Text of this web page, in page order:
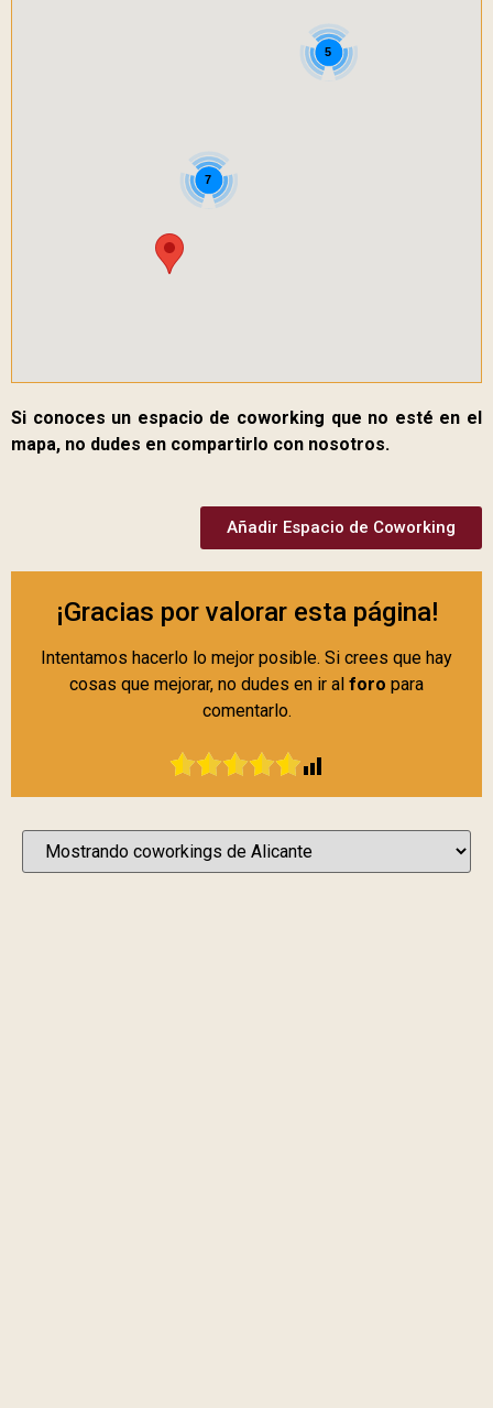
7
5
Si conoces un espacio de coworking que no esté en el
mapa, no dudes en compartirlo con nosotros.
Añadir Espacio de Coworking
¡Gracias por valorar esta página!
Intentamos hacerlo lo mejor posible. Si crees que hay
cosas que mejorar, no dudes en ir al foro para
comentarlo.